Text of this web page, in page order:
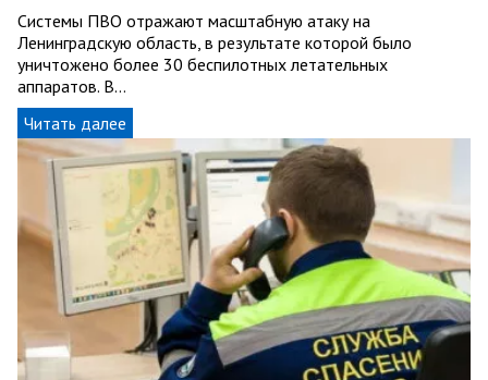
Системы ПВО отражают масштабную атаку на
Ленинградскую область, в результате которой было
уничтожено более 30 беспилотных летательных
аппаратов. В…
Читать далее